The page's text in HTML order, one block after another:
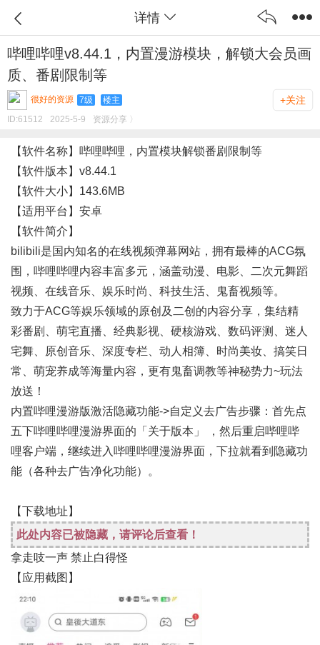
详情
哔哩哔哩v8.44.1，内置漫游模块，解锁大会员画
质、番剧限制等
+关注
很好的资源 7级
楼主
ID:61512 2025-5-9 资源分享 〉
【软件名称】哔哩哔哩，内置模块解锁番剧限制等
【软件版本】v8.44.1
【软件大小】143.6MB
【适用平台】安卓
【软件简介】
bilibili是国内知名的在线视频弹幕网站，拥有最棒的ACG氛
围 ， 哔哩哔哩内容丰富多元 ， 涵盖动漫、电影、二次元舞蹈
视频、在线音乐、娱乐时尚、科技生活、鬼畜视频等。
致力于ACG等娱乐领域的原创及二创的内容分享，集结精
彩番剧、萌宅直播、经典影视、硬核游戏、数码评测、迷人
宅舞、原创音乐、深度专栏、动人相簿、时尚美妆、搞笑日
常、萌宠养成等海量内容，更有鬼畜调教等神秘势力~玩法
放送！
内置哔哩漫游版激活隐藏功能->自定义去广告步骤：首先点
五下哔哩哔哩漫游界面的「关于版本」 ，然后重启哔哩哔
哩客户端，继续进入哔哩哔哩漫游界面，下拉就看到隐藏功
能（各种去广告净化功能）。
【下载地址】
此处内容已被隐藏，请评论后查看！
拿走吱一声 禁止白得怪
【应用截图】